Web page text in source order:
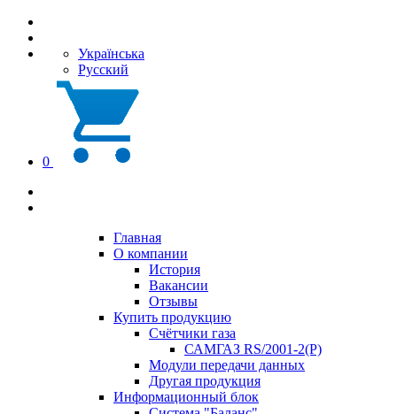
Українська
Русский
0
Главная
О компании
История
Вакансии
Отзывы
Купить продукцию
Счётчики газа
САМГАЗ RS/2001-2(Р)
Модули передачи данных
Другая продукция
Информационный блок